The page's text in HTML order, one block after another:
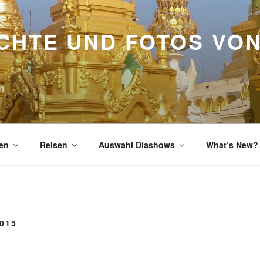
UND FOTOS
Reisen Auswahl Diashows What’s New?